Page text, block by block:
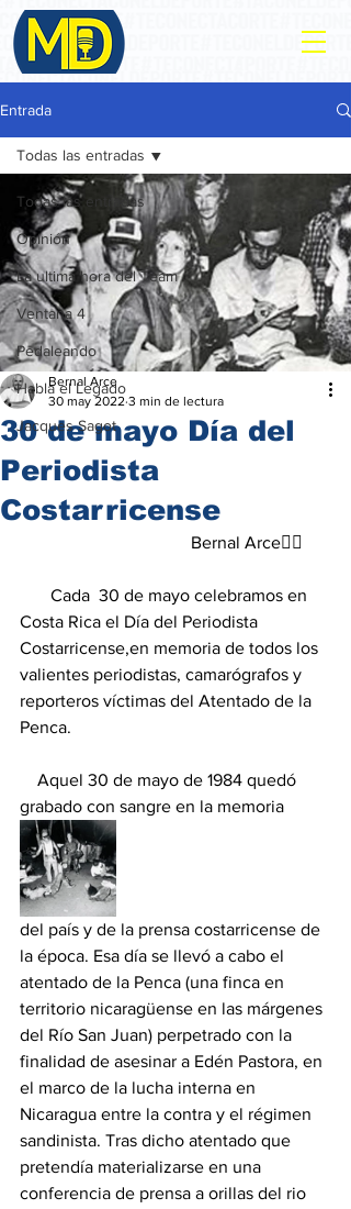
Entrada
Todas las entradas
Opinión
La ultima hora del Team
Ventana 4
Pedaleando
Habla el Legado
Jacques Sagot
Todas las entradas
30 de mayo Día del
Periodista
Costarricense
Bernal Arce
30 may 2022 3 min de lectura
                                       Bernal Arce✍🏻
Costa Rica el Día del Periodista
Costarricense,en memoria de todos los
valientes periodistas, camarógrafos y
reporteros víctimas del Atentado de la
Penca.
grabado con sangre en la memoria
del país y de la prensa costarricense de
la época. Esa día se llevó a cabo el
atentado de la Penca (una finca en
territorio nicaragüense en las márgenes
del Río San Juan) perpetrado con la
finalidad de asesinar a Edén Pastora, en
el marco de la lucha interna en
Nicaragua entre la contra y el régimen
sandinista. Tras dicho atentado que
pretendía materializarse en una
conferencia de prensa a orillas del rio